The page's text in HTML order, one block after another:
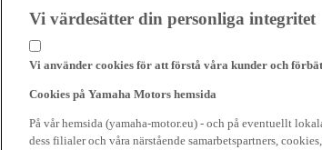
Vi värdesätter din personliga integritet
Vi använder cookies för att förstå våra kunder och
Cookies på Yamaha Motors hemsida
På vår hemsida (yamaha-motor.eu) - och på eventuellt
dess filialer och våra närstående samarbetspartners,